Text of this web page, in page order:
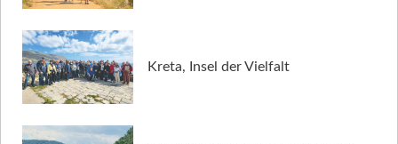
Kreta, Insel der Vielfalt